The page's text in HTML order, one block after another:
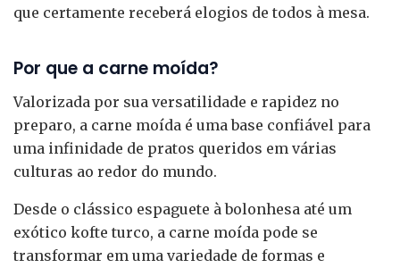
que certamente receberá elogios de todos à mesa.
Por que a carne moída?
Valorizada por sua versatilidade e rapidez no
preparo, a carne moída é uma base confiável para
uma infinidade de pratos queridos em várias
culturas ao redor do mundo.
Desde o clássico espaguete à bolonhesa até um
exótico kofte turco, a carne moída pode se
transformar em uma variedade de formas e